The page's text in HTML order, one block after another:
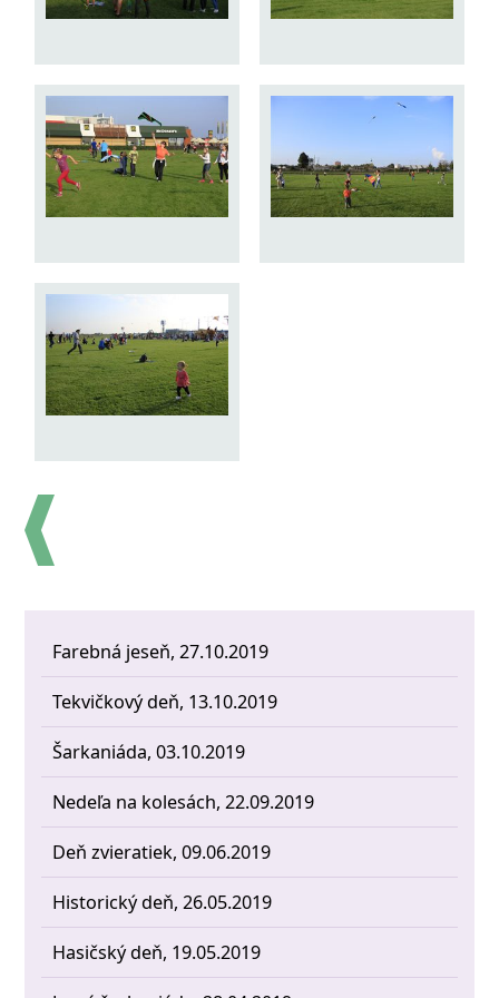
Farebná jeseň, 27.10.2019
Tekvičkový deň, 13.10.2019
Šarkaniáda, 03.10.2019
Nedeľa na kolesách, 22.09.2019
Deň zvieratiek, 09.06.2019
Historický deň, 26.05.2019
Hasičský deň, 19.05.2019